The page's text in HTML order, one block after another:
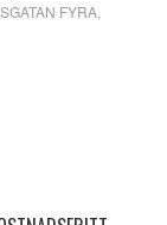
FYRA,